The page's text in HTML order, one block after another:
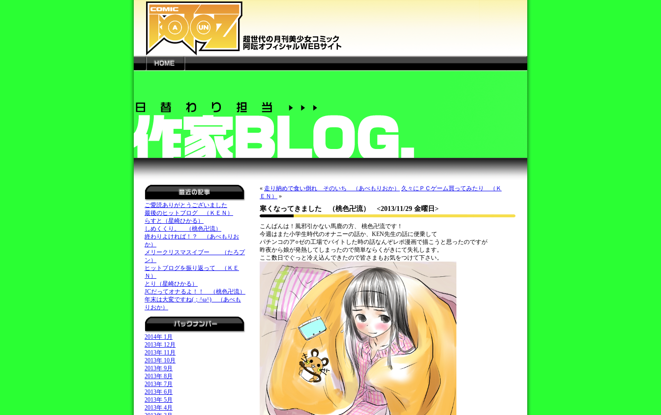
ご愛読ありがとうございました
最後のヒットブログ （ＫＥＮ）
らすと（星崎ひかる）
しめくくり。 （桃色卍流）
終わりよければ！？ （あべもりお
か）
メリークリスマスイブー （たろプ
ン）
ヒットブログを振り返って （ＫＥ
Ｎ）
とり（星崎ひかる）
JCだってオナるよ！！ （桃色卍流）
年末は大変ですね(；^ω^) （あべも
りおか）
2014年 1月
2013年 12月
2013年 11月
2013年 10月
2013年 9月
2013年 8月
2013年 7月
2013年 6月
2013年 5月
2013年 4月
« 走り納めで食い倒れ そのいち （あべもりおか）
久々にＰＣゲーム買ってみたり （Ｋ
ＥＮ）
»
寒くなってきました （桃色卍流） <2013/11/29 金曜日>
こんばんは！風邪引かない馬鹿の方、 桃色卍流です！
今週はまた小学生時代のオナニーの話か、KEN先生の話に便乗して
パチンコのア○ゼの工場でバイトした時の話なんぞレポ漫画で描こうと思ったのですが
昨夜から娘が発熱してしまったので簡単ならくがきにて失礼します。
ここ数日でぐっと冷え込んできたので皆さまもお気をつけて下さい。